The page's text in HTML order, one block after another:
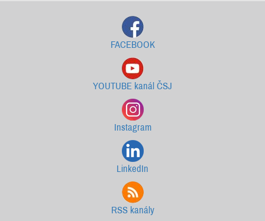
FACEBOOK
YOUTUBE kanál ČSJ
Instagram
LinkedIn
RSS kanály